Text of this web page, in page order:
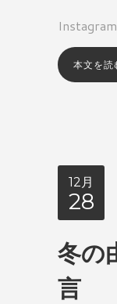
本文を読
12月
28
冬の
言